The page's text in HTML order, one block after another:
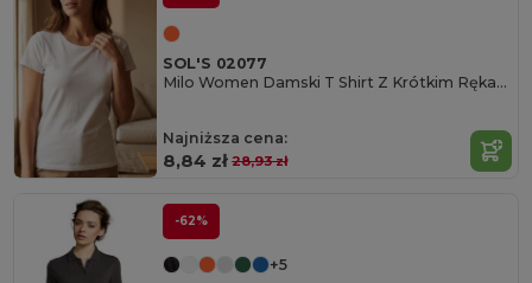
SOL'S 02077
Milo Women Damski T Shirt Z Krótkim Rękawem
Najniższa cena:
8,84 zł 28,93 zł
-62%
+5